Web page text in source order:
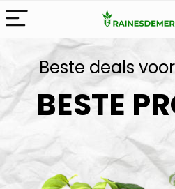
Beste deals
BESTE